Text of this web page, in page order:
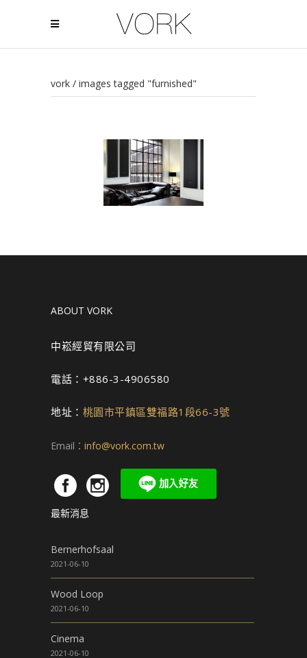
vork / images tagged "furnished"
ABOUT VORK
中崧經貿有限公司
電話：+886-3-4906580
地址： 桃園市平鎮區雙福路1段66-3號
Email： info@vork.com.tw
最新消息
Bernerhofsaal
2021-06-10
Wood Loop
2021-06-10
Cinema
2021-06-10